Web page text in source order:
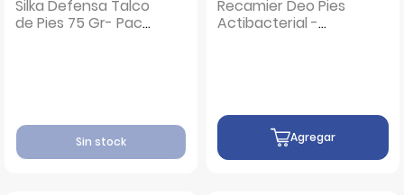
Silka Defensa Talco
de Pies 75 Gr- Pack
Sin stock
Recamier Deo Pies
Actibacterial -
Agregar